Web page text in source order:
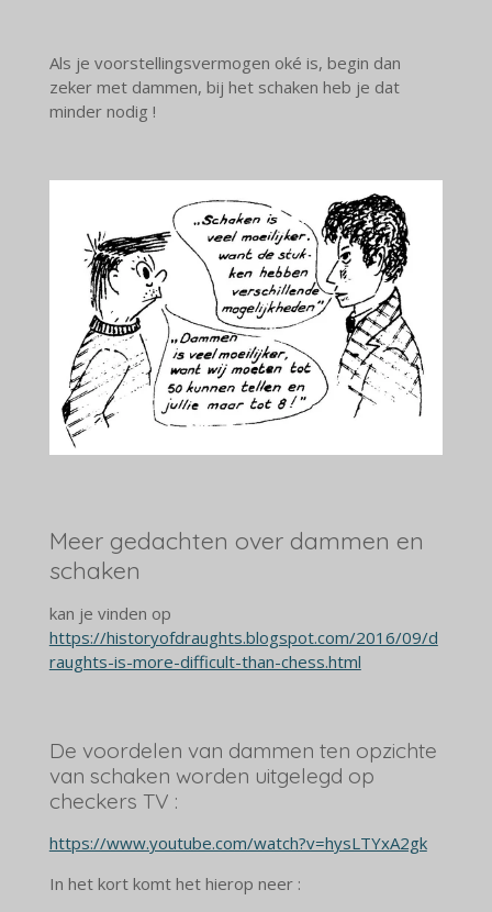
Als je voorstellingsvermogen oké is, begin dan
zeker met dammen, bij het schaken heb je dat
minder nodig !
Meer gedachten over dammen en
schaken
kan je vinden op
https://historyofdraughts.blogspot.com/2016/09/d
raughts-is-more-difficult-than-chess.html
De voordelen van dammen ten opzichte
van schaken worden uitgelegd op
checkers TV :
https://www.youtube.com/watch?v=hysLTYxA2gk
In het kort komt het hierop neer :